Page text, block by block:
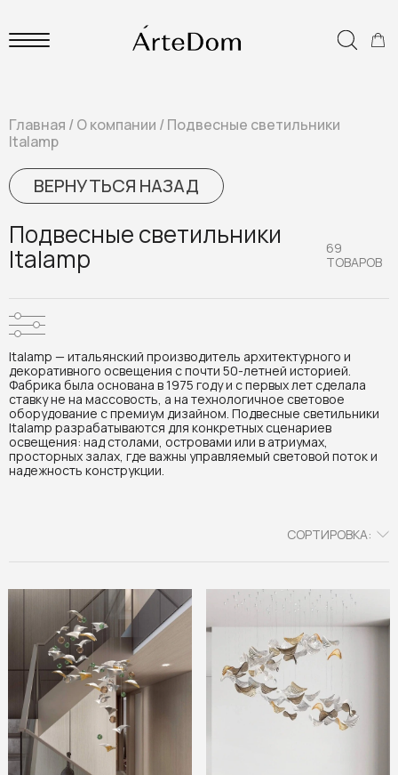
Главная /О компании /Подвесные светильники
Italamp
ВЕРНУТЬСЯ НАЗАД
Подвесные светильники
Italamp
69
ТОВАРОВ
Italamp — итальянский производитель архитектурного и
декоративного освещения с почти 50-летней историей.
Фабрика была основана в 1975 году и с первых лет сделала
ставку не на массовость, а на технологичное световое
оборудование с премиум дизайном. Подвесные светильники
Italamp разрабатываются для конкретных сценариев
освещения: над столами, островами или в атриумах,
просторных залах, где важны управляемый световой поток и
надежность конструкции.
СОРТИРОВКА: